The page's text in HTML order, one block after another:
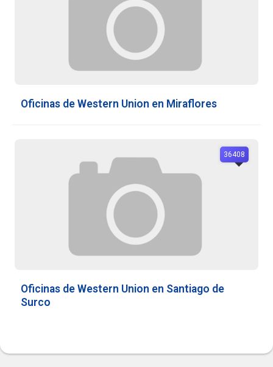
Oficinas de Western Union en Miraflores
Oficinas de Western Union en Santiago de
Surco
36408